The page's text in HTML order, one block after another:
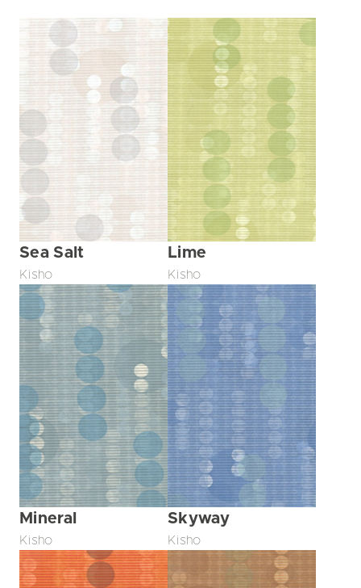
Sea Salt
Kisho
Lime
Kisho
Mineral
Kisho
Skyway
Kisho